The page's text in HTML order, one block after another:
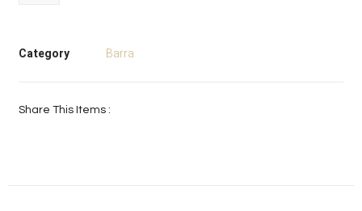
Category Barra
Share This Items :